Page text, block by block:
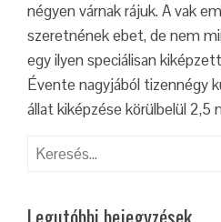
négyen várnak rájuk. A vak
szeretnének ebet, de nem
egy ilyen speciálisan
Évente nagyjából tizennégy
állat kiképzése körülbelül 2,5